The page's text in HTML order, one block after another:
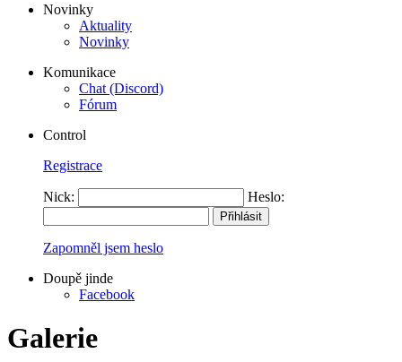
Novinky
Aktuality
Novinky
Komunikace
Chat (Discord)
Fórum
Control
Registrace
Nick: Heslo:
Zapomněl jsem heslo
Doupě jinde
Facebook
Galerie